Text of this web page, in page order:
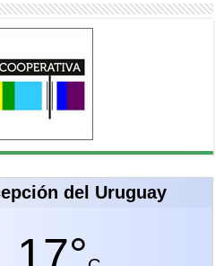
del Uruguay
17°